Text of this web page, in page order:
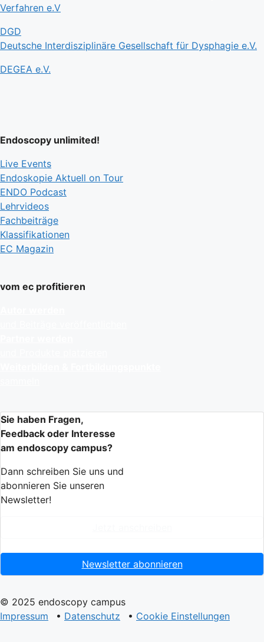
Verfahren e.V
DGD
Deutsche Interdisziplinäre Gesellschaft für Dysphagie e.V.
DEGEA e.V.
Endoscopy unlimited!
Live Events
Endoskopie Aktuell on Tour
ENDO Podcast
Lehrvideos
Fachbeiträge
Klassifikationen
EC Magazin
vom ec profitieren
Sie haben Fragen,
Feedback oder Interesse
am endoscopy campus?
Dann schreiben Sie uns und
abonnieren Sie unseren
Newsletter!
Newsletter abonnieren
© 2025 endoscopy campus
Impressum
• Datenschutz • Cookie Einstellungen